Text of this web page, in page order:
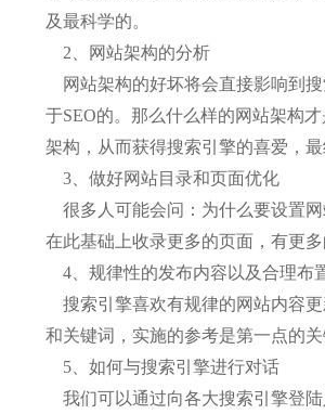
及最科学的。
2、网站架构的分析
网站架构的好坏将会直接影响到搜
于SEO的。那么什么样的网站架构
架构，从而获得搜索引擎的喜爱，
3、做好网站目录和页面优化
很多人可能会问：为什么要设置网
在此基础上收录更多的页面，有更
4、规律性的发布内容以及合理布
搜索引擎喜欢有规律的网站内容更
和关键词，实施的参考是第一点的
5、如何与搜索引擎进行对话
我们可以通过向各大搜索引擎登陆